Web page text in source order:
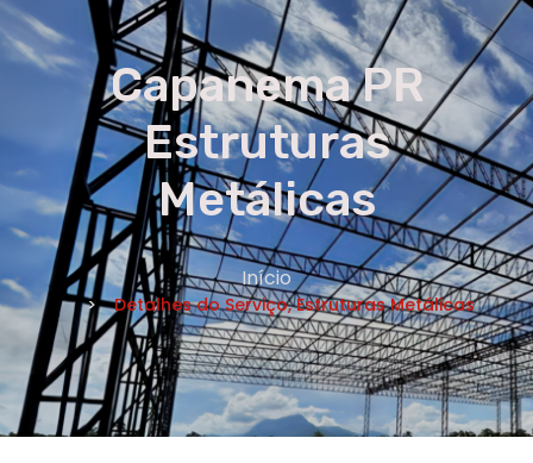
×
ORÇAMENTO
NOME *
E-MAIL *
TELEFONE *
CIDADE *
MENSAGEM *